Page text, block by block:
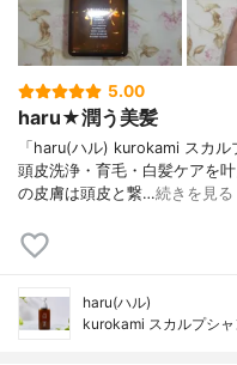
5.00
haru★潤う美髪
「haru(ハル) kurokami スカル
頭皮洗浄・育毛・白髪ケアを
の皮膚は頭皮と繋…続きを見る
haru(ハル)
kurokami スカルプシャ